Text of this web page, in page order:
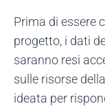
Prima di essere
progetto, i dati
saranno resi
sulle risorse
ideata per